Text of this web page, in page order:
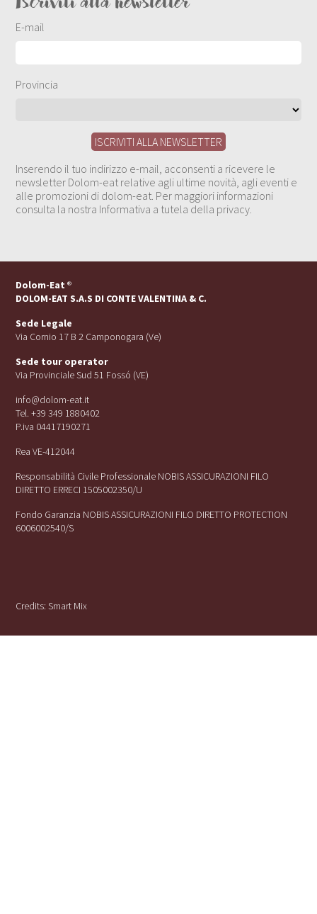
E-mail
Provincia
Inserendo il tuo indirizzo e-mail, acconsenti a ricevere le
newsletter Dolom-eat relative agli ultime novità, agli eventi e
alle promozioni di dolom-eat. Per maggiori informazioni
consulta la nostra Informativa a tutela della privacy.
Dolom-Eat ®
DOLOM-EAT S.A.S DI CONTE VALENTINA & C.
Sede Legale
Via Cornio 17 B 2 Camponogara (Ve)
Sede tour operator
Via Provinciale Sud 51 Fossó (VE)
info@dolom-eat.it
Tel. +39 349 1880402
P.iva 04417190271
Rea VE-412044
Responsabilità Civile Professionale NOBIS ASSICURAZIONI FILO
DIRETTO ERRECI 1505002350/U
Fondo Garanzia NOBIS ASSICURAZIONI FILO DIRETTO PROTECTION
6006002540/S
Credits:Smart Mix